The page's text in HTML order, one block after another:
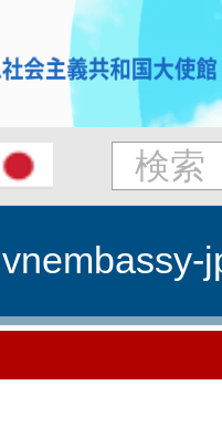
vnembassy-